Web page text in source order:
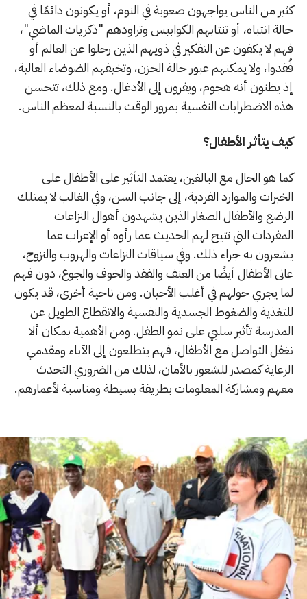
كثير من الناس يواجهون صعوبة في النوم، أو يكونون دائمًا في
حالة انتباه، أو تنتابهم الكوابيس وتراودهم "ذكريات الماضي"،
فهم لا يكفون عن التفكير في ذويهم الذين رحلوا عن العالم أو
فُقدوا، ولا يمكنهم عبور حالة الحزن، وتخيفهم الضوضاء العالية،
إذ يظنون أنه هجوم، ويفرون إلى الأدغال. ومع ذلك، تتحسن
هذه الاضطرابات النفسية بمرور الوقت بالنسبة لمعظم الناس.
كيف يتأثر الأطفال؟
كما هو الحال مع البالغين، يعتمد التأثير على الأطفال على
الخبرات والموارد الفردية، إلى جانب السن، وفي الغالب لا يمتلك
الرضع والأطفال الصغار الذين يشهدون أهوال النزاعات
المفردات التي تتيح لهم الحديث عما رأوه أو الإعراب عما
يشعرون به جراء ذلك. وفي سياقات النزاعات والهروب والنزوح،
عانى الأطفال أيضًا من العنف والفقد والخوف والجوع، دون فهم
لما يجري حولهم في أغلب الأحيان. ومن ناحية أخرى، قد يكون
للتغذية والضغوط الجسدية والنفسية والانقطاع الطويل عن
المدرسة تأثير سلبي على نمو الطفل. ومن الأهمية بمكان ألا
نغفل التواصل مع الأطفال، فهم يتطلعون إلى الآباء ومقدمي
الرعاية كمصدر للشعور بالأمان، لذلك من الضروري التحدث
معهم ومشاركة المعلومات بطريقة بسيطة ومناسبة لأعمارهم.